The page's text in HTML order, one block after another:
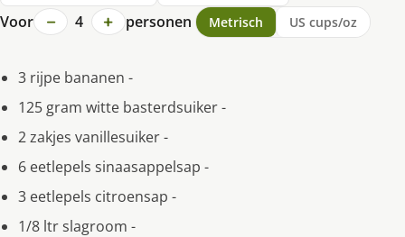
Voor − 4 + personen Metrisch US cups/oz
3 rijpe bananen -
125 gram witte basterdsuiker -
2 zakjes vanillesuiker -
6 eetlepels sinaasappelsap -
3 eetlepels citroensap -
1/8 ltr slagroom -